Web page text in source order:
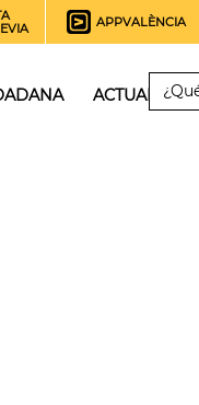
APPVALÈNCIA
ACTUALIDAD